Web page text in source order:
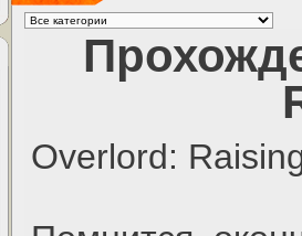
Overlord: